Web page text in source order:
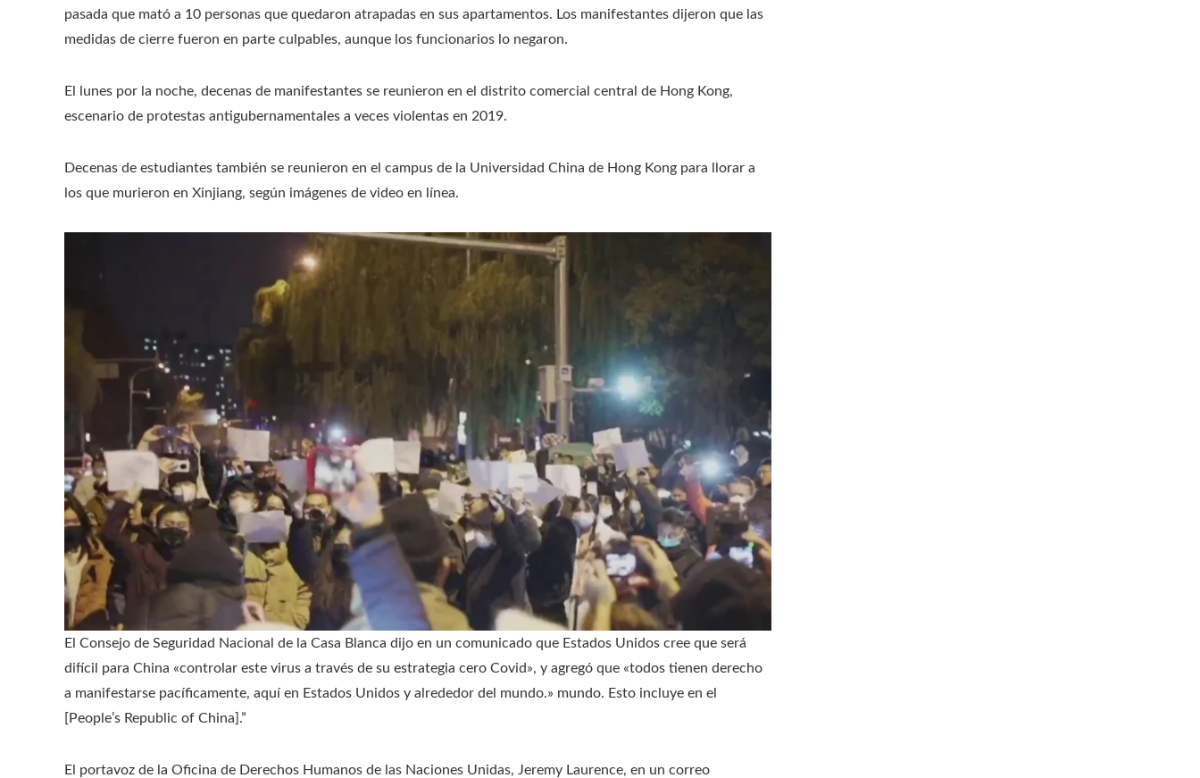
pasada que mató a 10 personas que quedaron atrapadas en sus apartamentos. Los manifestantes dijeron que las
medidas de cierre fueron en parte culpables, aunque los funcionarios lo negaron.
El lunes por la noche, decenas de manifestantes se reunieron en el distrito comercial central de Hong Kong,
escenario de protestas antigubernamentales a veces violentas en 2019.
Decenas de estudiantes también se reunieron en el campus de la Universidad China de Hong Kong para llorar a
los que murieron en Xinjiang, según imágenes de video en línea.
El Consejo de Seguridad Nacional de la Casa Blanca dijo en un comunicado que Estados Unidos cree que será
difícil para China «controlar este virus a través de su estrategia cero Covid», y agregó que «todos tienen derecho
a manifestarse pacíficamente, aquí en Estados Unidos y alrededor del mundo.» mundo. Esto incluye en el
[People’s Republic of China].”
El portavoz de la Oficina de Derechos Humanos de las Naciones Unidas, Jeremy Laurence, en un correo